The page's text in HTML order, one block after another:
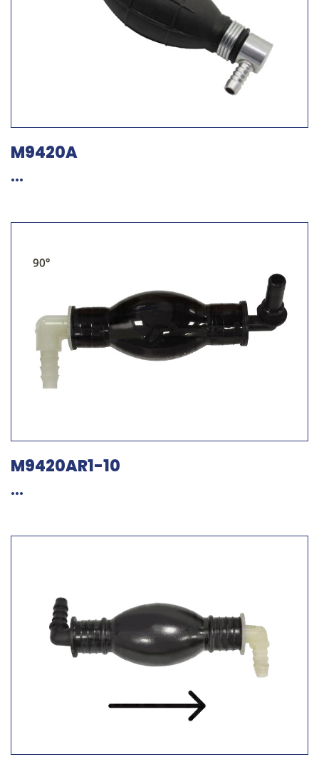
M9420A
...
M9420AR1-10
...